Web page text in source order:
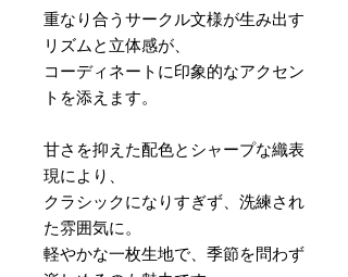
重なり合うサークル文様が生み出す
リズムと立体感が、
コーディネートに印象的なアクセン
トを添えます。
甘さを抑えた配色とシャープな織表
現により、
クラシックになりすぎず、洗練され
た雰囲気に。
軽やかな一枚生地で、季節を問わず